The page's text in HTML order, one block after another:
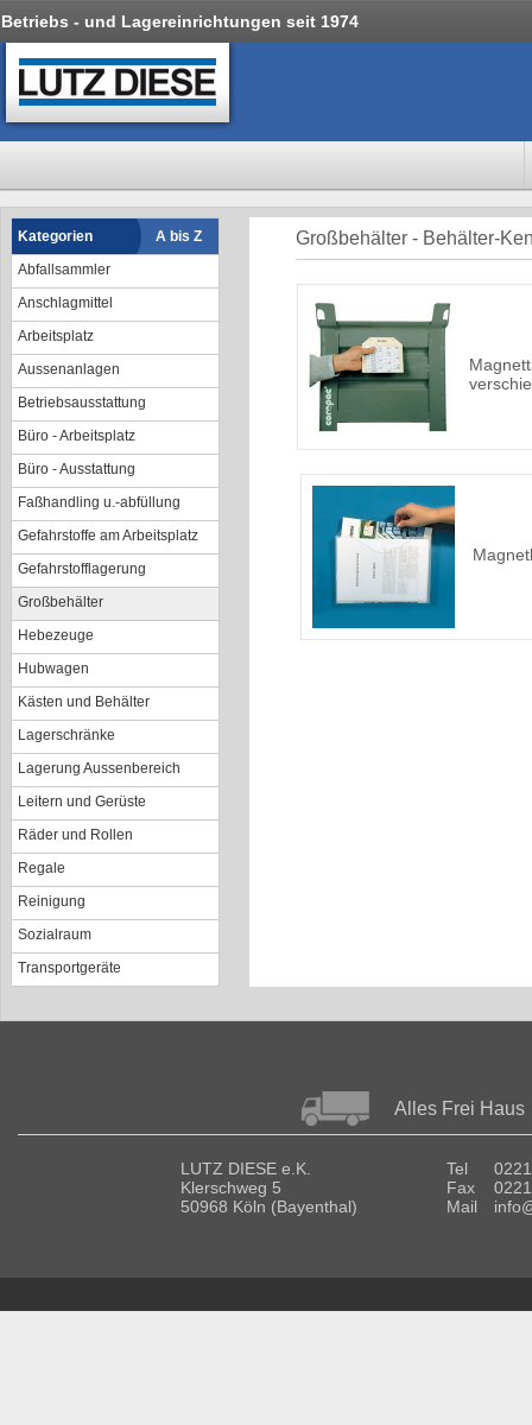
Betriebs - und Lagereinrichtungen seit 1974
Kategorien
A bis Z
Abfallsammler
Anschlagmittel
Arbeitsplatz
Aussenanlagen
Betriebsausstattung
Büro - Arbeitsplatz
Büro - Ausstattung
Faßhandling u.-abfüllung
Gefahrstoffe am Arbeitsplatz
Gefahrstofflagerung
Großbehälter
Hebezeuge
Hubwagen
Kästen und Behälter
Lagerschränke
Lagerung Aussenbereich
Leitern und Gerüste
Räder und Rollen
Regale
Reinigung
Sozialraum
Transportgeräte
Großbehälter - Behälter-
Alles Frei Haus
LUTZ DIESE e.K.
Klerschweg 5
50968 Köln (Bayenthal)
Tel
Fax
Mail